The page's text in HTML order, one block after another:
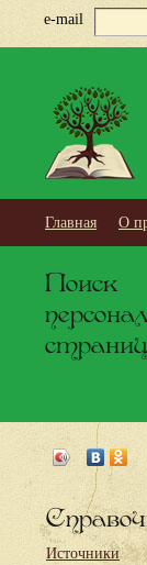
e-mail
Главная О
Поиск
Источники